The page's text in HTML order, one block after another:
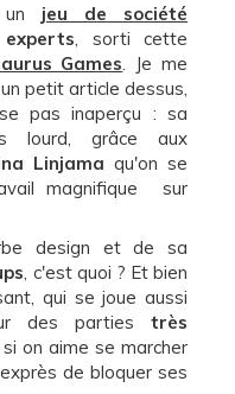
jeu de société
, sorti cette
Games . Je me
petit article dessus,
pas inaperçu : sa
lourd, grâce aux
Linjama qu'on se
magnifique sur
design et de sa
, c'est quoi ? Et bien
qui se joue aussi
des parties très
, si on aime se marcher
de bloquer ses